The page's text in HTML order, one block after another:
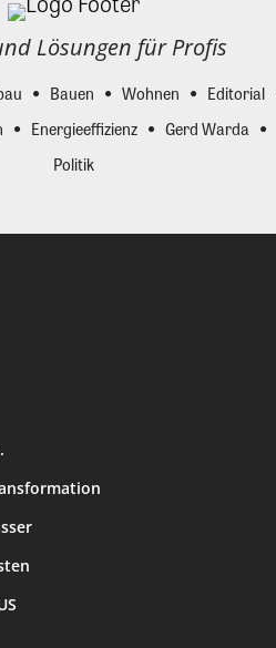
Lösungen für Profis
Bauen Wohnen Editorial
Energieeffizienz Gerd Warda
Politik